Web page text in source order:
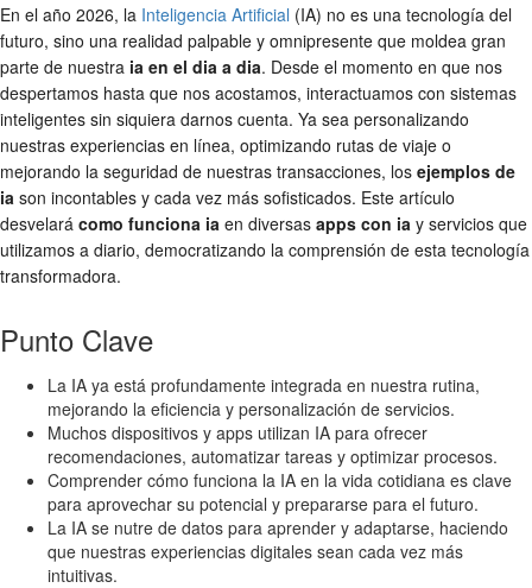
En el año 2026, la Inteligencia Artificial (IA) no es una tecnología del
futuro, sino una realidad palpable y omnipresente que moldea gran
parte de nuestra ia en el dia a dia. Desde el momento en que nos
despertamos hasta que nos acostamos, interactuamos con sistemas
inteligentes sin siquiera darnos cuenta. Ya sea personalizando
nuestras experiencias en línea, optimizando rutas de viaje o
mejorando la seguridad de nuestras transacciones, los ejemplos de
ia son incontables y cada vez más sofisticados. Este artículo
desvelará como funciona ia en diversas apps con ia y servicios que
utilizamos a diario, democratizando la comprensión de esta tecnología
transformadora.
Punto Clave
La IA ya está profundamente integrada en nuestra rutina,
mejorando la eficiencia y personalización de servicios.
Muchos dispositivos y apps utilizan IA para ofrecer
recomendaciones, automatizar tareas y optimizar procesos.
Comprender cómo funciona la IA en la vida cotidiana es clave
para aprovechar su potencial y prepararse para el futuro.
La IA se nutre de datos para aprender y adaptarse, haciendo
que nuestras experiencias digitales sean cada vez más
intuitivas.